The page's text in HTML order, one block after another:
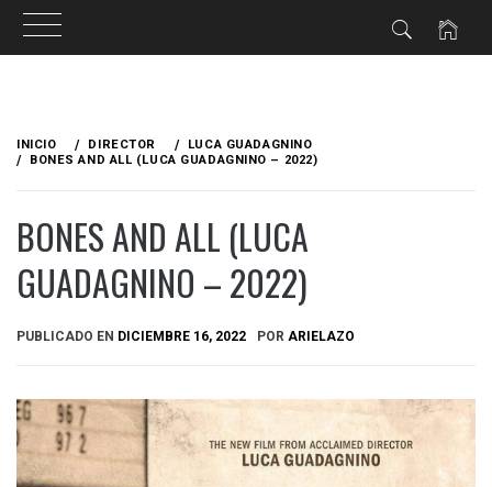
contenido
INICIO DIRECTOR
LUCA GUADAGNINO
BONES AND ALL (LUCA GUADAGNINO – 2022)
BONES AND ALL (LUCA
GUADAGNINO – 2022)
PUBLICADO EN DICIEMBRE 16, 2022 POR ARIELAZO